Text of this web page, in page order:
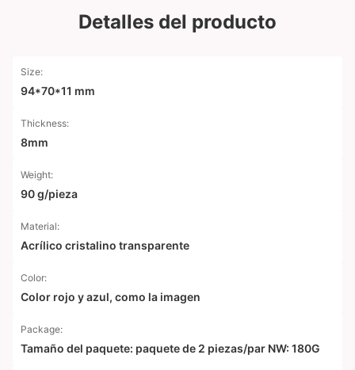
Detalles del producto
Size:
94*70*11 mm
Thickness:
8mm
Weight:
90 g/pieza
Material:
Acrílico cristalino transparente
Color:
Color rojo y azul, como la imagen
Package:
Tamaño del paquete: paquete de 2 piezas/par NW: 180G